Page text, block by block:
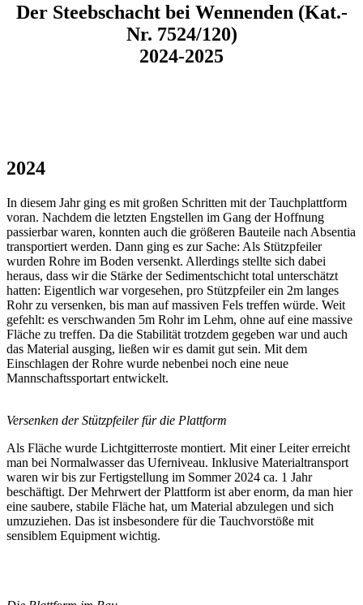
Der Steebschacht bei Wennenden (Kat.-
Nr. 7524/120)
2024-2025
2024
In diesem Jahr ging es mit großen Schritten mit der Tauchplattform
voran. Nachdem die letzten Engstellen im Gang der Hoffnung
passierbar waren, konnten auch die größeren Bauteile nach Absentia
transportiert werden. Dann ging es zur Sache: Als Stützpfeiler
wurden Rohre im Boden versenkt. Allerdings stellte sich dabei
heraus, dass wir die Stärke der Sedimentschicht total unterschätzt
hatten: Eigentlich war vorgesehen, pro Stützpfeiler ein 2m langes
Rohr zu versenken, bis man auf massiven Fels treffen würde. Weit
gefehlt: es verschwanden 5m Rohr im Lehm, ohne auf eine massive
Fläche zu treffen. Da die Stabilität trotzdem gegeben war und auch
das Material ausging, ließen wir es damit gut sein. Mit dem
Einschlagen der Rohre wurde nebenbei noch eine neue
Mannschaftssportart entwickelt.
Versenken der Stützpfeiler für die Plattform
Als Fläche wurde Lichtgitterroste montiert. Mit einer Leiter erreicht
man bei Normalwasser das Uferniveau. Inklusive Materialtransport
waren wir bis zur Fertigstellung im Sommer 2024 ca. 1 Jahr
beschäftigt. Der Mehrwert der Plattform ist aber enorm, da man hier
eine saubere, stabile Fläche hat, um Material abzulegen und sich
umzuziehen. Das ist insbesondere für die Tauchvorstöße mit
sensiblem Equipment wichtig.